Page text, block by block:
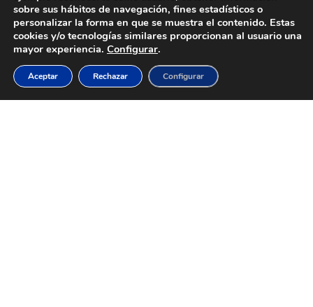
que encuentres la mejor opción entre
las casas a la venta en Salamanca.
Trabajamos con un enfoque
personalizado, entendiendo tus
sobre sus hábitos de navegación, fines estadísticos o
personalizar la forma en que se muestra el contenido. Estas
cookies y/o tecnologías similares proporcionan al usuario una
mayor experiencia. Configurar.
Aceptar Rechazar Configurar